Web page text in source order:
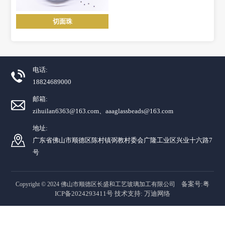
切面珠
电话:
18824689000
邮箱:
zihuilan6363@163.com、aaaglassbeads@163.com
地址:
广东省佛山市顺德区陈村镇弼教村委会广隆工业区兴业十六路7
号
Copyright © 2024 佛山市顺德区长盛和工艺玻璃加工有限公司 备案号:粤
ICP备2024293411号 技术支持: 万迪网络